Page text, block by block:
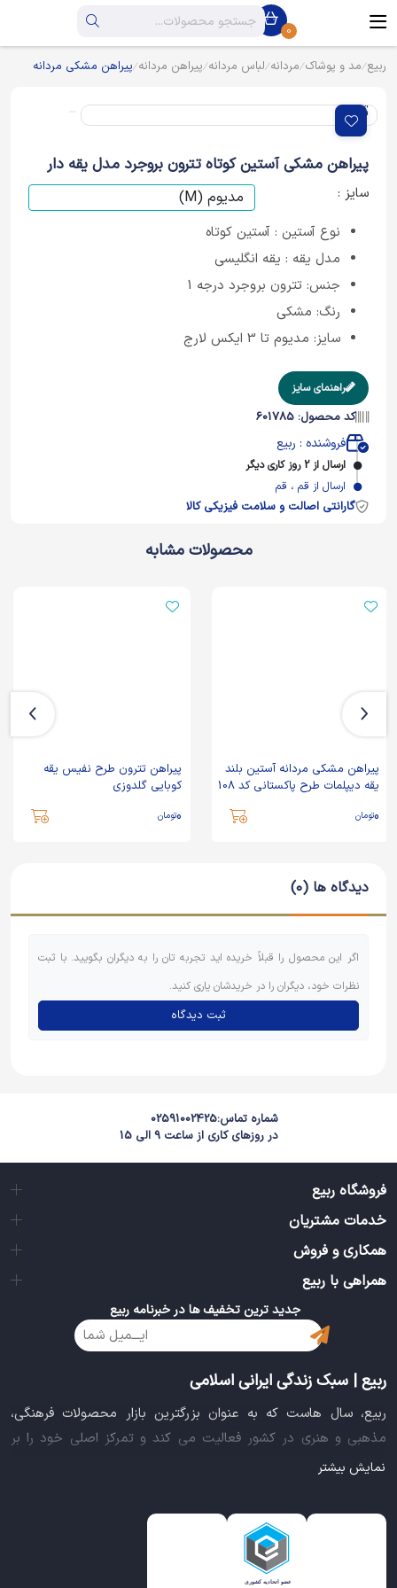
0
ربیع مد و پوشاک مردانه لباس مردانه پیراهن مردانه پیراهن مشکی مردانه
پیراهن مشکی آستین کوتاه تترون بروجرد مدل یقه دار
سایز :
نوع آستین : آستین کوتاه
مدل یقه : یقه انگلیسی
جنس: تترون بروجرد درجه 1
رنگ: مشکی
سایز: مدیوم تا 3 ایکس لارج
راهنمای سایز
کد محصول: 601785
فروشنده : ربیع
ارسال از 2 روز کاری دیگر
ارسال از قم ، قم
گارانتی اصالت و سلامت فیزیکی کالا
محصولات مشابه
پیراهن مشکی مردانه آستین بلند
یقه دیپلمات طرح پاکستانی کد 108
0تومان
پیراهن تترون طرح نفیس یقه
کوبایی گلدوزی
0تومان
دیدگاه ها (0)
اگر این محصول را قبلاً خریده اید تجربه تان را به دیگران بگویید. با ثبت
نظرات خود، دیگران را در خریدشان یاری کنید.
ثبت دیدگاه
شماره تماس:02591002425
در روزهای کاری از ساعت 9 الی 15
فروشگاه ربیع
خدمات مشتریان
همکاری و فروش
همراهی با ربیع
جدید ترین تخفیف ها در خبرنامه ربیع
ربیع | سبک زندگی ایرانی اسلامی
ربیع، سال هاست که به عنوان بزرگترین بازار محصولات فرهنگی،
مذهبی و هنری در کشور فعالیت می کند و تمرکز اصلی خود را بر
سبک زندگی ایرانی اسلامی قرار داده است. این بازار مجموعه کاملی از
شما را برای خرید اینترنتی کالاهای فرهنگی، مذهبی و هنری برآورده
ایده خلاقانه عرضه محصولات فرهنگی در بستر اینترنت باعث شد تا
نمایش بیشتر